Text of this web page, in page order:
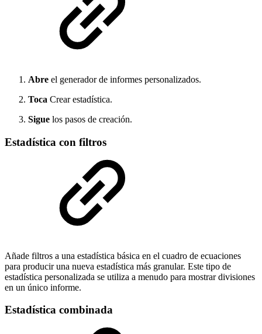
Abre el generador de informes personalizados.
Toca Crear estadística.
Sigue los pasos de creación.
Estadística con filtros
Añade filtros a una estadística básica en el cuadro de ecuaciones
para producir una nueva estadística más granular. Este tipo de
estadística personalizada se utiliza a menudo para mostrar divisiones
en un único informe.
Estadística combinada